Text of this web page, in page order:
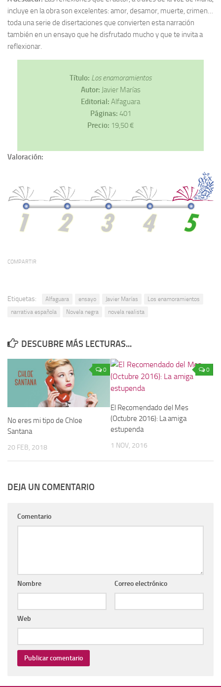
incluye en la obra son excelentes: amor, desamor, muerte, crimen…
toda una serie de disertaciones que convierten esta narración
también en un ensayo que he disfrutado mucho y que te invita a
reflexionar.
Título: Los enamoramientos
Autor: Javier Marías
Editorial: Alfaguara
Páginas: 401
Precio: 19,50 €
Valoración:
COMPARTIR
Etiquetas: Alfaguara ensayo Javier Marías
Los enamoramientos
narrativa española
Novela negra novela realista
DESCUBRE MÁS LECTURAS...
0
No eres mi tipo de Chloe
Santana
20 FEB, 2018
0
El Recomendado del Mes
(Octubre 2016): La amiga
estupenda
1 NOV, 2016
DEJA UN COMENTARIO
Comentario
Nombre Correo electrónico
Web